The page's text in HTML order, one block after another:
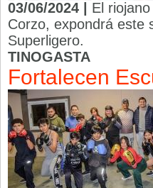
03/06/2024 | El
Corzo, expondrá este
Superligero.
TINOGASTA
Fortalecen